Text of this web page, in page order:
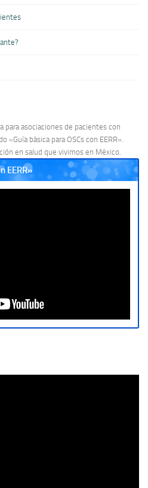
para asociaciones de pacientes con
«Guía básica para OSCs con EERR».
en salud que vivimos en México.
EERR»